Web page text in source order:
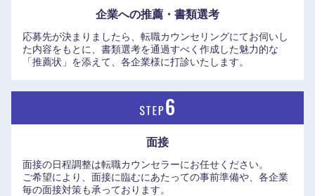
企業への推薦・書類選考
応募先が決まりましたら、転職カウンセリングにてお伺いし
た内容をもとに、書類選考を通過すべく作成した魅力的な
「推薦状」を添えて、各企業様に打診いたします。
面接
面接の日程調整は転職カウンセラーにお任せください。
ご希望により、面接に臨むにあたっての事前準備や、各企業
毎の面接対策も承っております。